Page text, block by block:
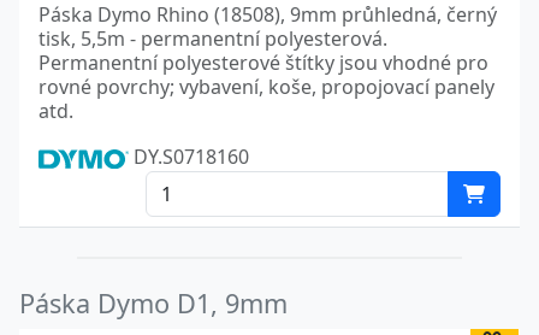
Páska Dymo Rhino (18508), 9mm průhledná, černý
tisk, 5,5m - permanentní polyesterová.
Permanentní polyesterové štítky jsou vhodné pro
rovné povrchy; vybavení, koše, propojovací panely
atd.
DY.S0718160
Páska Dymo D1, 9mm